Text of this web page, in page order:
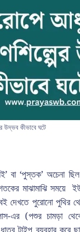
উদ্ভব কীভাবে ঘটে
বা ‘পুস্তক’ অচেনা
মাঝামাঝি সময়ে
পুরোনো পুথির
এর (পশুর চামড়া